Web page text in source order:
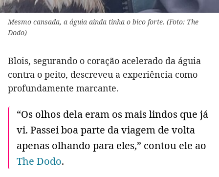
Mesmo cansada, a águia ainda tinha o bico forte. (Foto: The
Dodo)
Blois, segurando o coração acelerado da águia
contra o peito, descreveu a experiência como
profundamente marcante.
“Os olhos dela eram os mais lindos que já
vi. Passei boa parte da viagem de volta
apenas olhando para eles,” contou ele ao
The Dodo.